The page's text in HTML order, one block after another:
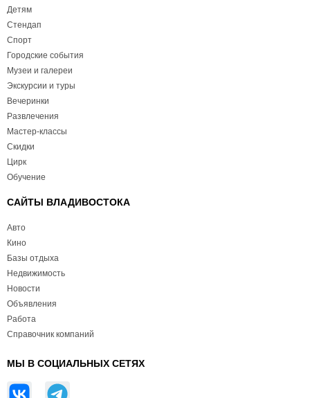
Детям
Стендап
Спорт
Городские события
Музеи и галереи
Экскурсии и туры
Вечеринки
Развлечения
Мастер-классы
Скидки
Цирк
Обучение
САЙТЫ ВЛАДИВОСТОКА
Авто
Кино
Базы отдыха
Недвижимость
Новости
Объявления
Работа
Справочник компаний
МЫ В СОЦИАЛЬНЫХ СЕТЯХ